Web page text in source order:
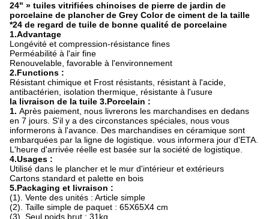
24" » tuiles vitrifiées chinoises de pierre de jardin de
porcelaine de plancher de Grey Color de ciment de la taille
*24 de regard de tuile de bonne qualité de porcelaine
1.Advantage
Longévité et compression-résistance fines
Perméabilité à l'air fine
Renouvelable, favorable à l'environnement
2.Functions :
Résistant chimique et Frost résistants, résistant à l'acide,
antibactérien, isolation thermique, résistante à l'usure
la livraison de la tuile 3.Porcelain :
1. Après paiement, nous livrerons les marchandises en dedans
en 7 jours. S'il y a des circonstances spéciales, nous vous
informerons à l'avance. Des marchandises en céramique sont
embarquées par la ligne de logistique. vous informera jour d'ETA.
L'heure d'arrivée réelle est basée sur la société de logistique.
4.Usages :
Utilisé dans le plancher et le mur d'intérieur et extérieurs
Cartons standard et palette en bois
5.Packaging et livraison :
(1). Vente des unités : Article simple
(2). Taille simple de paquet : 65X65X4 cm
(3). Seul poids brut : 31kg